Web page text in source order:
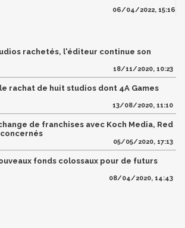
06/04/2022, 15:16
rachetés, l'éditeur continue son
18/11/2020, 10:23
rachat de huit studios dont 4A Games
13/08/2020, 11:10
de franchises avec Koch Media, Red
05/05/2020, 17:13
fonds colossaux pour de futurs
08/04/2020, 14:43